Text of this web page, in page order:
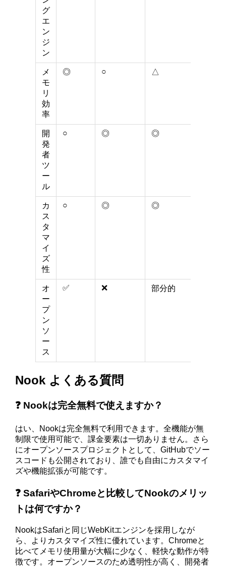
グ
エ
ン
ジ
ン
メ
モ
リ
効
率
◎ ○ △
開
発
者
ツ
ー
ル
○ ◎ ◎
カ
ス
タ
マ
イ
ズ
性
○ ◎ ◎
オ
ー
プ
ン
ソ
ー
ス
✅ ❌ 部分的
Nook よくある質問
❓ Nookは完全無料で使えますか？
はい、Nookは完全無料で利用できます。全機能が無
制限で使用可能で、課金要素は一切ありません。さら
にオープンソースプロジェクトとして、GitHubでソー
スコードも公開されており、誰でも自由にカスタマイ
ズや機能拡張が可能です。
❓ SafariやChromeと比較してNookのメリッ
トは何ですか？
NookはSafariと同じWebKitエンジンを採用しなが
ら、よりカスタマイズ性に優れています。Chromeと
比べてメモリ使用量が大幅に少なく、軽快な動作が特
徴です。オープンソースのため透明性が高く、開発者